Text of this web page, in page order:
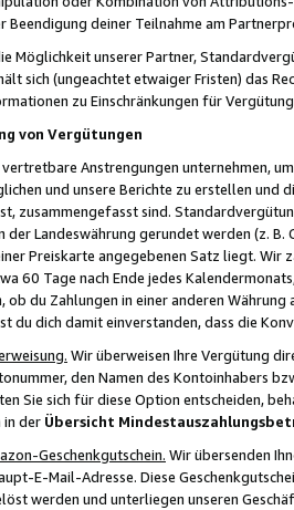
Beendigung deiner Teilnahme am
Möglichkeit unserer Partner,
sich (ungeachtet etwaiger Fristen) das
zu Einschränkungen für
von Vergütungen
Anstrengungen unternehmen,
und unsere Berichte zu erstellen und
zusammengefasst sind.
der Landeswährung gerundet werden (z.
Preiskarte angegebenen Satz liegt.
60 Tage nach Ende jedes
ob du Zahlungen in einer anderen
du dich damit einverstanden, dass die
Wir überweisen Ihre Vergütung
den Namen des Kontoinhabers
Sie sich für diese Option entscheiden,
in der Übersicht
Geschenkgutschein. Wir übersenden
E-Mail-Adresse. Diese
werden und unterliegen unseren